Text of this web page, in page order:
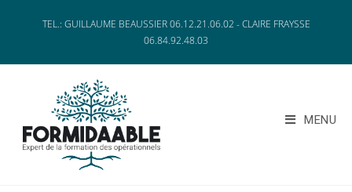
TEL.: GUILLAUME BEAUSSIER 06.12.21.06.02 - CLAIRE FRAYSSE
06.84.92.48.03
MENU